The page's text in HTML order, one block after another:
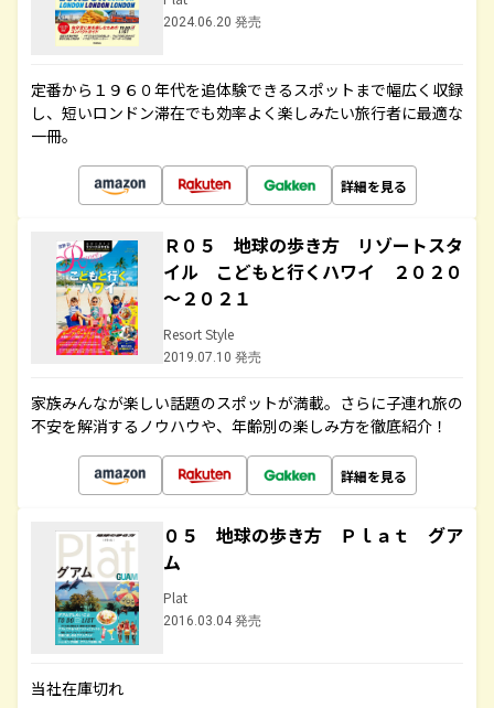
2024.06.20 発売
定番から１９６０年代を追体験できるスポットまで幅広く収録
し、短いロンドン滞在でも効率よく楽しみたい旅行者に最適な
一冊。
詳細を見る
Ｒ０５ 地球の歩き方 リゾートスタ
イル こどもと行くハワイ ２０２０
～２０２１
Resort Style
2019.07.10 発売
家族みんなが楽しい話題のスポットが満載。さらに子連れ旅の
不安を解消するノウハウや、年齢別の楽しみ方を徹底紹介！
詳細を見る
０５ 地球の歩き方 Ｐｌａｔ グア
ム
Plat
2016.03.04 発売
当社在庫切れ